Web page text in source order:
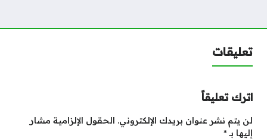
تعليقات
اترك تعليقاً
لن يتم نشر عنوان بريدك الإلكتروني. الحقول الإلزامية مشار
إليها بـ*